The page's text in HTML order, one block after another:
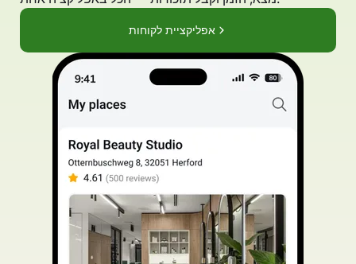
אפליקציית לקוחות